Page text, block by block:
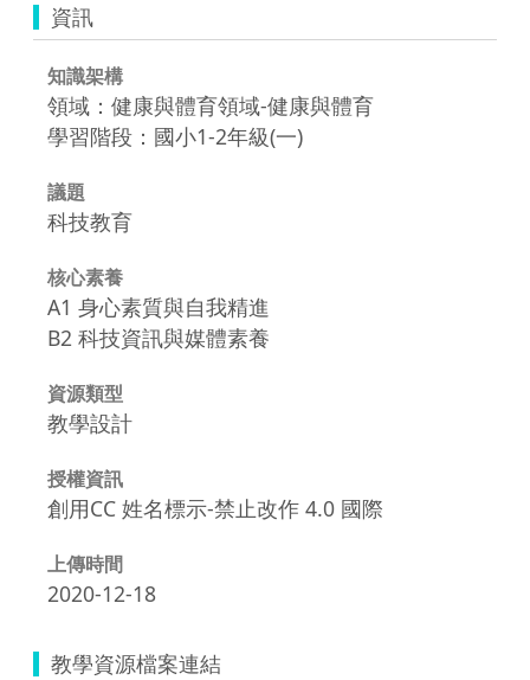
資訊
知識架構
領域：健康與體育領域-健康與體育
學習階段：國小1-2年級(一)
議題
科技教育
核心素養
A1 身心素質與自我精進
B2 科技資訊與媒體素養
資源類型
教學設計
授權資訊
創用CC 姓名標示-禁止改作 4.0 國際
上傳時間
2020-12-18
教學資源檔案連結